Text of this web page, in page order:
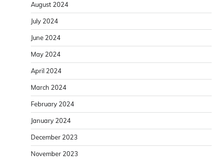
August 2024
July 2024
June 2024
May 2024
April 2024
March 2024
February 2024
January 2024
December 2023
November 2023